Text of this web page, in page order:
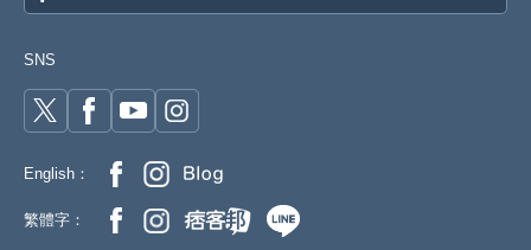
SNS
English：
繁體字：